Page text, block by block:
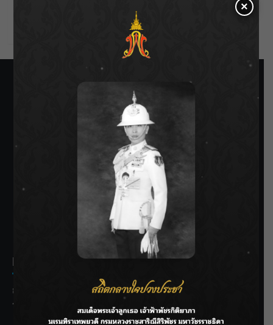
SIAMRATH VARIETY
THE BEST ENTERTAINMENT
Recent Posts
กรมชลฯ รับฟังประชาชน ติดตามแก้ปัญหาโครงการประตู
ระบายน้ำศรีสองรักฯ
×